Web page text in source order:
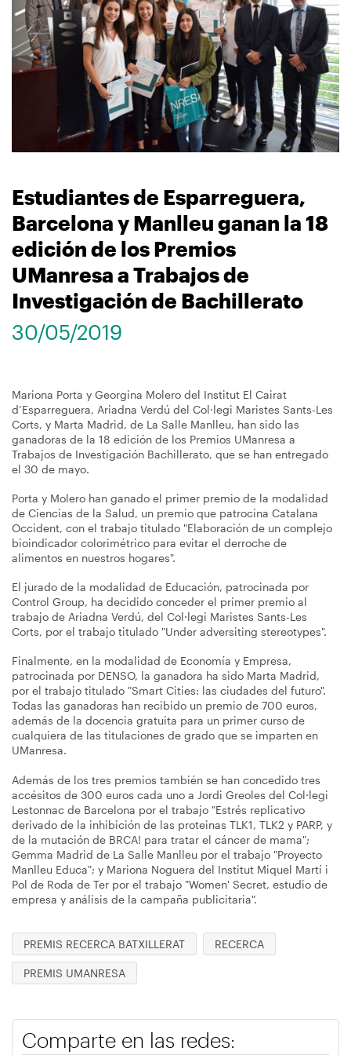
navegación
Estudiantes de Esparreguera,
Barcelona y Manlleu ganan la 18
edición de los Premios
UManresa a Trabajos de
Investigación de Bachillerato
30/05/2019
Mariona Porta y Georgina Molero del Institut El Cairat
d’Esparreguera, Ariadna Verdú del Col·legi Maristes Sants-Les
Corts, y Marta Madrid, de La Salle Manlleu, han sido las
ganadoras de la 18 edición de los Premios UManresa a
Trabajos de Investigación Bachillerato, que se han entregado
el 30 de mayo.
Porta y Molero han ganado el primer premio de la modalidad
de Ciencias de la Salud, un premio que patrocina Catalana
Occident, con el trabajo titulado "Elaboración de un complejo
bioindicador colorimétrico para evitar el derroche de
alimentos en nuestros hogares".
El jurado de la modalidad de Educación, patrocinada por
Control Group, ha decidido conceder el primer premio al
trabajo de Ariadna Verdú, del Col·legi Maristes Sants-Les
Corts, por el trabajo titulado "Under adversiting stereotypes".
Finalmente, en la modalidad de Economía y Empresa,
patrocinada por DENSO, la ganadora ha sido Marta Madrid,
por el trabajo titulado "Smart Cities: las ciudades del futuro".
Todas las ganadoras han recibido un premio de 700 euros,
además de la docencia gratuita para un primer curso de
cualquiera de las titulaciones de grado que se imparten en
UManresa.
Además de los tres premios también se han concedido tres
accésitos de 300 euros cada uno a Jordi Greoles del Col·legi
Lestonnac de Barcelona por el trabajo "Estrés replicativo
derivado de la inhibición de las proteinas TLK1, TLK2 y PARP, y
de la mutación de BRCA! para tratar el cáncer de mama";
Gemma Madrid de La Salle Manlleu por el trabajo "Proyecto
Manlleu Educa"; y Mariona Noguera del Institut Miquel Martí i
Pol de Roda de Ter por el trabajo "Women' Secret, estudio de
empresa y análisis de la campaña publicitaria".
PREMIS RECERCA BATXILLERAT RECERCA
PREMIS UMANRESA
Comparte en las redes: